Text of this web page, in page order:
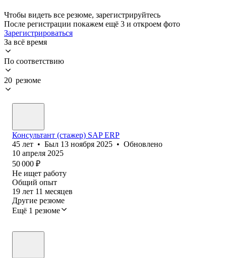
Чтобы видеть все резюме, зарегистрируйтесь
После регистрации покажем ещё 3 и откроем фото
Зарегистрироваться
За всё время
По соответствию
20 резюме
Консультант (стажер) SAP ERP
45 лет • Был 13 ноября 2025 • Обновлено
10 апреля 2025
50 000 ₽
Не ищет работу
Общий опыт
19 лет 11 месяцев
Другие резюме
Ещё 1 резюме